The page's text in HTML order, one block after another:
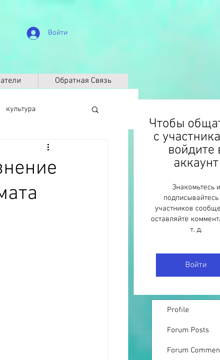
Войти
Обратная Связь
культура
биография
Чтобы
с
войдите
аккаунт
Знакомьтесь и
участников
оставляйте
т. д.
Войти
Profile
Forum Posts
Forum